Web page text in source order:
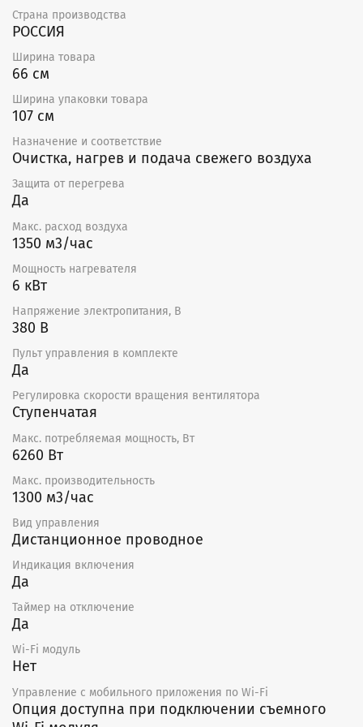
щит автоматики со всеми необходимыми для работы
датчиками.
Отдельные элементы автоматики: регулятор
температуры, канальный датчик температуры,
дистанционного управления.
Кроме того, в установку можно установить
дифференциальный датчик давления для индикации
загрязненности фильтра.
Отличительные особенности
Оптимальные массогабаритные показатели.
Прочный двойной корпус из оцинкованной
Звуко-, теплоизоляция 25 мм.
Электронагреватель с ТЭНами из нержавеющей
стали.
и оснащен термостатами защиты от перегрева
50°С и ручным возвратом при 100°С.
Установка оборудована фильтром EU5.
Монтаж
к подключению. Установка может монтироваться как
горизонтально, так и вертикально, в соответствии
Необходимо предусматривать доступ для
обслуживания установки.
Не допускается:
использовать для транспортировки воздуха,
монтировать во взрыво-, пожароопасных
с содержанием паров пожароопасных веществ.
Уход
Страна производства
РОССИЯ
Ширина товара
66 см
Ширина упаковки товара
107 см
Назначение и соответствие
Очистка, нагрев и подача свежего воздуха
Защита от перегрева
Да
Макс. расход воздуха
1350 м3/час
Мощность нагревателя
6 кВт
Напряжение электропитания, В
380 В
Пульт управления в комплекте
Да
Регулировка скорости вращения вентилятора
Ступенчатая
Макс. потребляемая мощность, Вт
6260 Вт
Макс. производительность
1300 м3/час
Вид управления
Дистанционное проводное
Индикация включения
Да
Таймер на отключение
Да
Wi-Fi модуль
Нет
Управление c мобильного приложения по Wi-Fi
Опция доступна при подключении съемного